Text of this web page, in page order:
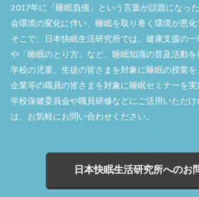
2017年に「睡眠負債」という言葉が話題になっ
会環境の変化に伴い、睡眠を取り巻く環境が悪化
そこで、日本快眠生活研究所では、健康支援の一
や「睡眠のとり方」など、睡眠知識の普及活動
学校の児童、生徒の皆さまを対象に睡眠の授業を
企業等の職員の皆さまを対象に睡眠セミナーを実
学校保健委員会や職員研修などにご活用いただ
は、お気軽にお問い合わせください。
日本快眠生活研究所へのお